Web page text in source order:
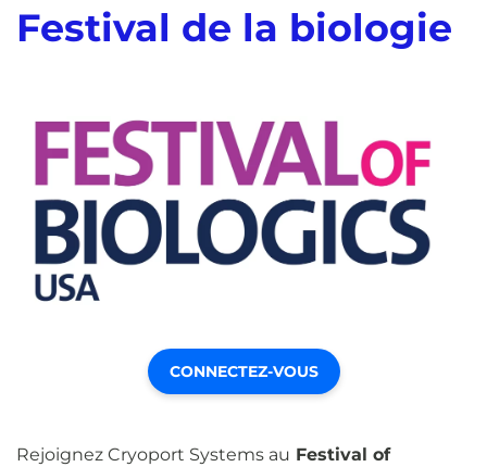
Festival de la biologie
CONNECTEZ-VOUS
Rejoignez Cryoport Systems au Festival of